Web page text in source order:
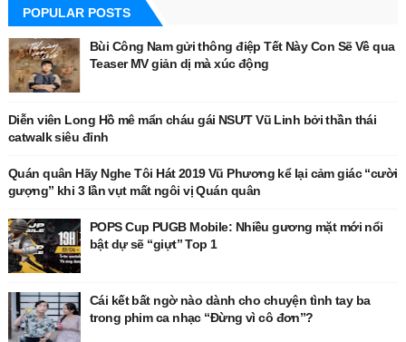
POPULAR POSTS
Bùi Công Nam gửi thông điệp Tết Này Con Sẽ Về qua
Teaser MV giản dị mà xúc động
Diễn viên Long Hồ mê mẩn cháu gái NSƯT Vũ Linh bởi thần thái
catwalk siêu đỉnh
Quán quân Hãy Nghe Tôi Hát 2019 Vũ Phương kể lại cảm giác “cười
gượng” khi 3 lần vụt mất ngôi vị Quán quân
POPS Cup PUGB Mobile: Nhiều gương mặt mới nổi
bật dự sẽ “giựt” Top 1
Cái kết bất ngờ nào dành cho chuyện tình tay ba
trong phim ca nhạc “Đừng vì cô đơn”?